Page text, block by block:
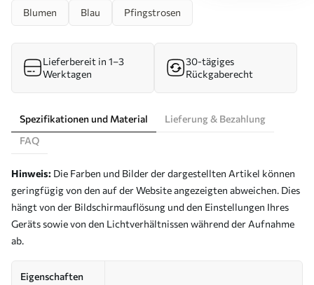
Blumen Blau Pfingstrosen
Lieferbereit in 1–3
Werktagen
30-tägiges
Rückgaberecht
Spezifikationen und Material
Lieferung & Bezahlung
FAQ
Hinweis: Die Farben und Bilder der dargestellten Artikel können
geringfügig von den auf der Website angezeigten abweichen. Dies
hängt von der Bildschirmauflösung und den Einstellungen Ihres
Geräts sowie von den Lichtverhältnissen während der Aufnahme
ab.
Eigenschaften